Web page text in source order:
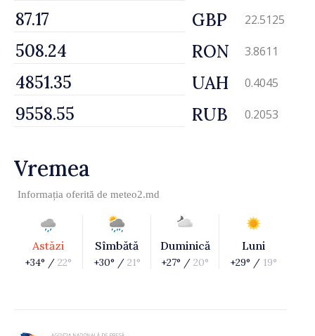
GBP 22.5125
RON 3.8611
UAH 0.4045
RUB 0.2053
Vremea
Informația oferită de meteo2.md
Astăzi
+34° / 22°
Sîmbătă
+30° / 21°
Duminică
+27° / 20°
Luni
+29° / 19°